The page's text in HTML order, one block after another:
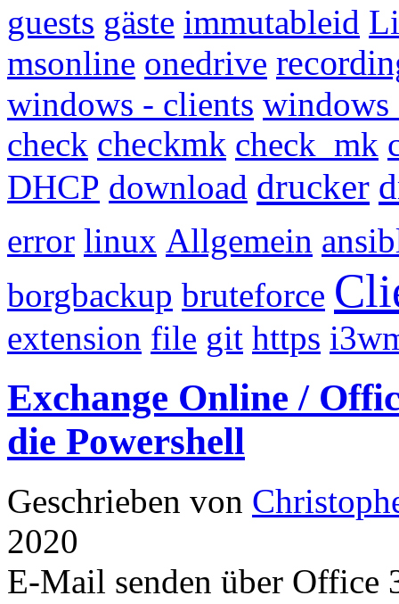
guests gäste immutableid
msonline onedrive
windows - clients windows
check checkmk check_mk
DHCP download drucker
error linux Allgemein
borgbackup bruteforce
extension file git https
Exchange Online /
die Powershell
Geschrieben von
2020
E-Mail senden über Office